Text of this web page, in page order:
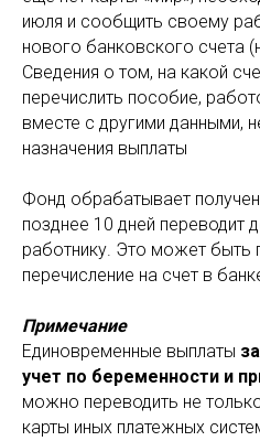
июля и сообщить своему
нового банковского счета
Сведения о том, на какой
перечислить пособие,
вместе с другими данными,
назначения выплаты
Фонд обрабатывает
позднее 10 дней переводит
работнику. Это может быть
перечисление на счет в
Примечание
Единовременные выплаты
учет по беременности и
можно переводить не
карты иных платежных